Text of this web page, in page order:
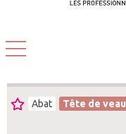
Abat Tête de veau